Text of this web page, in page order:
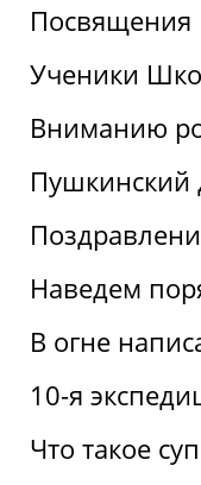
Ученики
Вниманию
Пушкинский
Наведем
В огне
10-я
Что такое